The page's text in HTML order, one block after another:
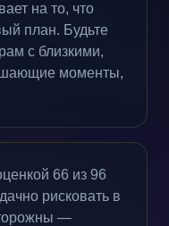
на то, что
план. Будьте
с близкими,
моменты,
66 из 96
рисковать в
—